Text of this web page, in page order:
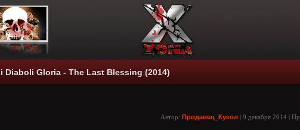
Diaboli Gloria - The Last Blessing (2014)
Автор: Продавец_Кукол | 9 декабря 2014 |